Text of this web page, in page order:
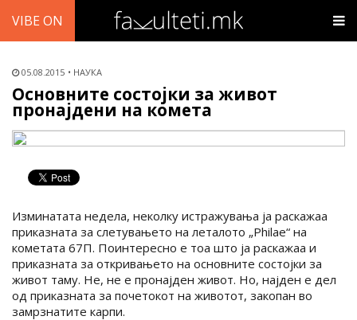
VIBE ON
05.08.2015 НАУКА
Основните состојки за живот
пронајдени на комета
Изминатата недела, неколку истражувања ја раскажаа
приказната за слетувањето на леталото „Philae“ на
кометата 67П. Поинтересно е тоа што ја раскажаа и
приказната за откривањето на основните состојки за
живот таму. Не, не е пронајден живот. Но, најден е дел
од приказната за почетокот на животот, закопан во
замрзнатите карпи.